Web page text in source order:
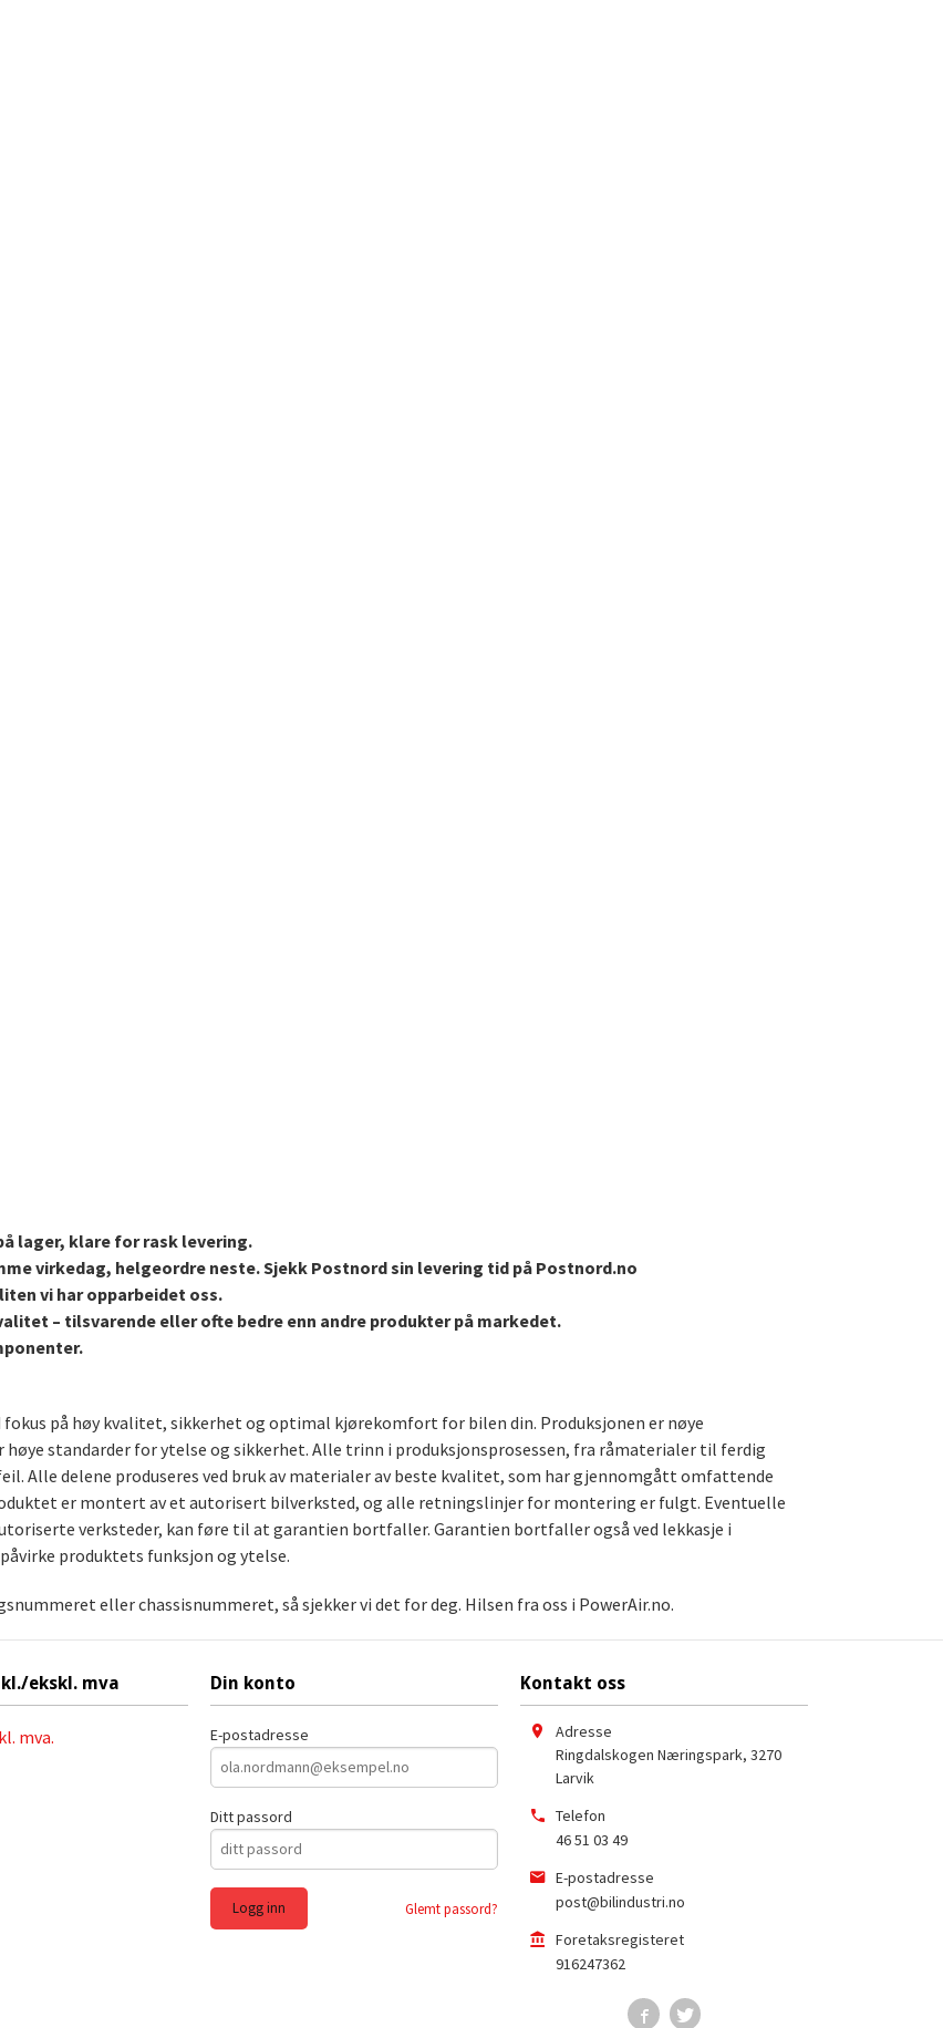
lager, klare for rask levering.
virkedag, helgeordre neste. Sjekk Postnord sin levering tid på Postnord.no
vi har opparbeidet oss.
– tilsvarende eller ofte bedre enn andre produkter på markedet.
på høy kvalitet, sikkerhet og optimal kjørekomfort for bilen din. Produksjonen er nøye
standarder for ytelse og sikkerhet. Alle trinn i produksjonsprosessen, fra råmaterialer til ferdig
Alle delene produseres ved bruk av materialer av beste kvalitet, som har gjennomgått omfattende
er montert av et autorisert bilverksted, og alle retningslinjer for montering er fulgt. Eventuelle
verksteder, kan føre til at garantien bortfaller. Garantien bortfaller også ved lekkasje i
produktets funksjon og ytelse.
eller chassisnummeret, så sjekker vi det for deg. Hilsen fra oss i PowerAir.no.
ekskl. mva
mva.
Din konto
E-postadresse
Ditt passord
Glemt passord?
Kontakt oss
Adresse
Ringdalskogen Næringspark, 3270
Larvik
Telefon
46 51 03 49
E-postadresse
post@bilindustri.no
Foretaksregisteret
916247362